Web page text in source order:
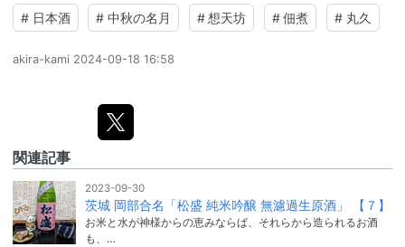
# 日本酒 # 中秋の名月 # 想天坊 # 佃煮 # 丸久
akira-kami 2024-09-18 16:58
関連記事
2023-09-30
茨城 岡部合名「松盛 純米吟醸 無濾過生原酒」 【７】
お米と水が神様からの恵みならば、それらから造られるお酒
も、…